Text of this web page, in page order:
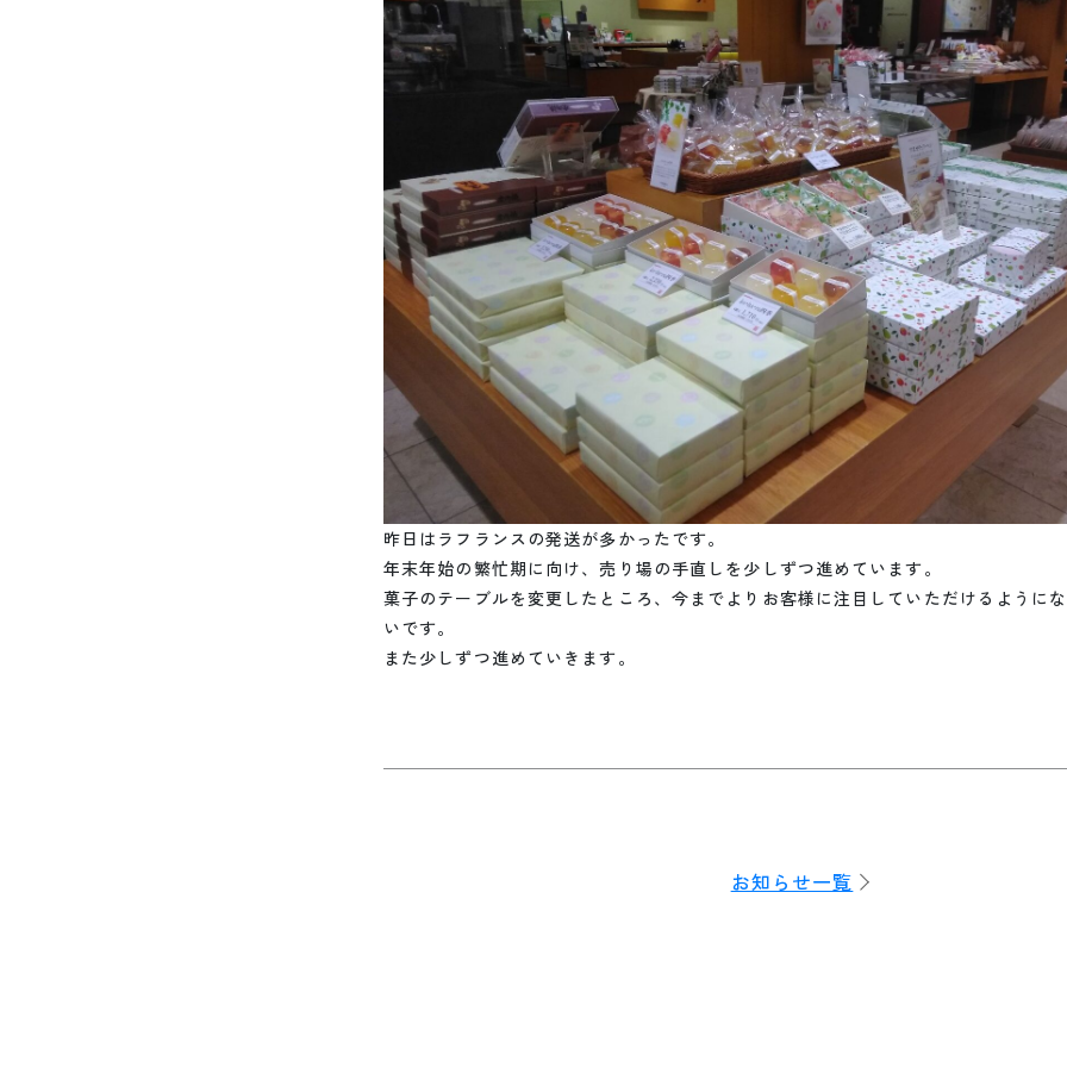
昨日はラフランスの発送が多かったです。
年末年始の繁忙期に向け、売り場の手直しを少しずつ進めています。
菓子のテーブルを変更したところ、今までよりお客様に注目していただけるように
いです。
また少しずつ進めていきます。
お知らせ一覧